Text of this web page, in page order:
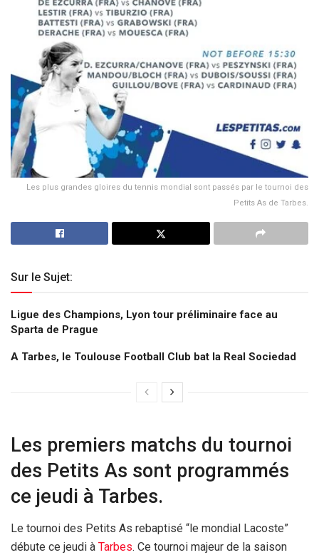
Les plus grandes gloires du tennis mondial sont passés par le tournoi des
Petits As de Tarbes.
Sur le Sujet:
Ligue des Champions, Lyon tour préliminaire face au
Sparta de Prague
A Tarbes, le Toulouse Football Club bat la Real Sociedad
Les premiers matchs du tournoi
des Petits As sont programmés
ce jeudi à Tarbes.
Le tournoi des Petits As rebaptisé “le mondial Lacoste”
débute ce jeudi à Tarbes. Ce tournoi majeur de la saison